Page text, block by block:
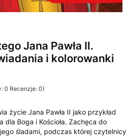
Jana Pawła II.
i kolorowanki
0 Recenzje: 0)
życie Jana Pawła II jako przykład
dla Boga i Kościoła. Zachęca do
śladami, podczas której czytelnicy